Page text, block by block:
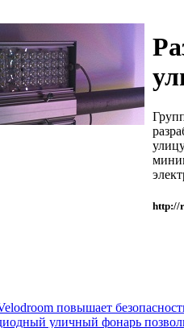
http://
повышает
уличный фонарь